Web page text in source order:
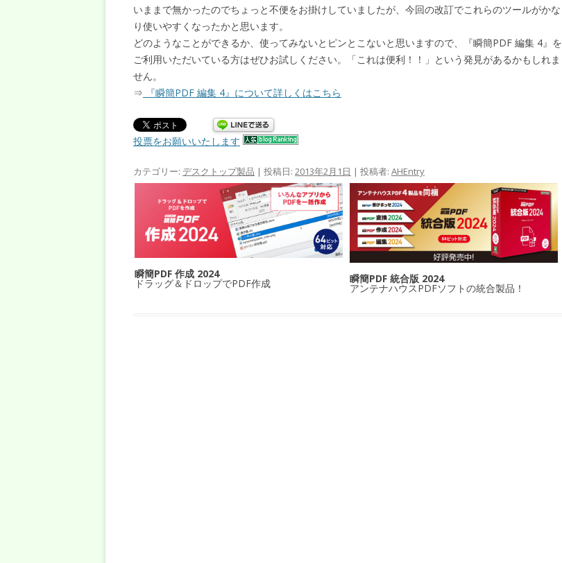
いままで無かったのでちょっと不便をお掛けしていましたが、今回の改訂でこれらのツールがかな
り使いやすくなったかと思います。
どのようなことができるか、使ってみないとピンとこないと思いますので、『瞬簡PDF 編集 4』を
ご利用いただいている方はぜひお試しください。「これは便利！！」という発見があるかもしれま
せん。
⇒ 『瞬簡PDF 編集 4』について詳しくはこちら
投票をお願いいたします
カテゴリー: デスクトップ製品 | 投稿日: 2013年2月1日 | 投稿者: AHEntry
瞬簡PDF 作成 2024
ドラッグ＆ドロップでPDF作成 瞬簡PDF 統合版 2024
アンテナハウスPDFソフトの統合製品！